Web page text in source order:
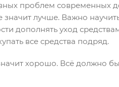
проблем современных
лучше. Важно
дополнять уход
все средства подряд.
хорошо. Всё должно